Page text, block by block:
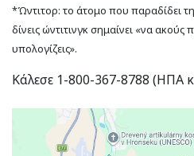
*Ώντιτορ: το άτομο που παραδίδει
δίνεις ώντιτινγκ σημαίνει «να ακούς
υπολογίζεις».
Κάλεσε 1-800-367-8788 (ΗΠΑ